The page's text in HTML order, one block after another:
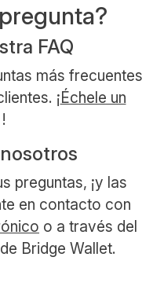
FAQ
más frecuentes
¡Échele un
!
preguntas, ¡y las
en contacto con
o a través del
Bridge Wallet.